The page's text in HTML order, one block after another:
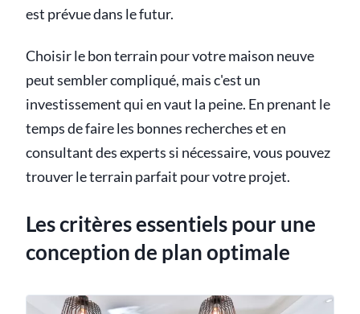
est prévue dans le futur.
Choisir le bon terrain pour votre maison neuve
peut sembler compliqué, mais c'est un
investissement qui en vaut la peine. En prenant le
temps de faire les bonnes recherches et en
consultant des experts si nécessaire, vous pouvez
trouver le terrain parfait pour votre projet.
Les critères essentiels pour une
conception de plan optimale